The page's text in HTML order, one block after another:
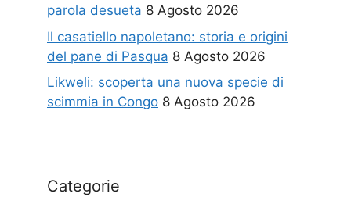
parola desueta 8 Agosto 2026
Il casatiello napoletano: storia e origini
del pane di Pasqua 8 Agosto 2026
Likweli: scoperta una nuova specie di
scimmia in Congo 8 Agosto 2026
Categorie